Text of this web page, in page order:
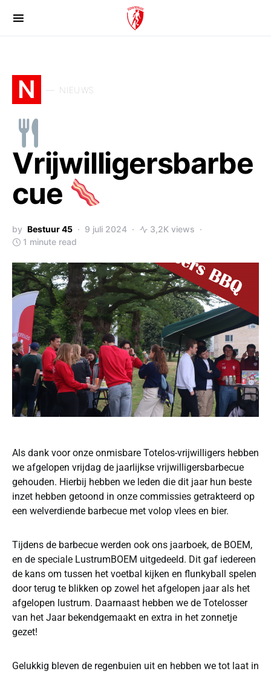
N NIEUWS
Vrijwilligersbarbe
cue
by Bestuur 45 9 juli 2024
3,2K views
1 minute read
Als dank voor onze onmisbare Totelos-vrijwilligers hebben
we afgelopen vrijdag de jaarlijkse vrijwilligersbarbecue
gehouden. Hierbij hebben we leden die dit jaar hun beste
inzet hebben getoond in onze commissies getrakteerd op
een welverdiende barbecue met volop vlees en bier.
Tijdens de barbecue werden ook ons jaarboek, de BOEM,
en de speciale LustrumBOEM uitgedeeld. Dit gaf iedereen
de kans om tussen het voetbal kijken en flunkyball spelen
door terug te blikken op zowel het afgelopen jaar als het
afgelopen lustrum. Daarnaast hebben we de Totelosser
van het Jaar bekendgemaakt en extra in het zonnetje
gezet!
Gelukkig bleven de regenbuien uit en hebben we tot laat in